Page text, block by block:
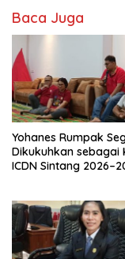
Baca Juga
Yohanes Rumpak
Dikukuhkan sebagai
ICDN Sintang